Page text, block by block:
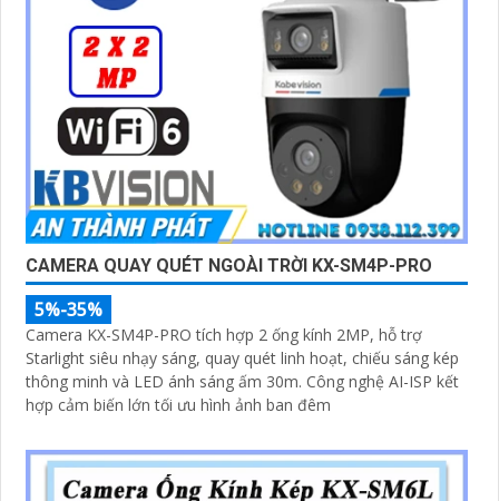
CAMERA QUAY QUÉT NGOÀI TRỜI KX-SM4P-PRO
5%-35%
Camera KX-SM4P-PRO tích hợp 2 ống kính 2MP, hỗ trợ
Starlight siêu nhạy sáng, quay quét linh hoạt, chiếu sáng kép
thông minh và LED ánh sáng ấm 30m. Công nghệ AI-ISP kết
hợp cảm biến lớn tối ưu hình ảnh ban đêm